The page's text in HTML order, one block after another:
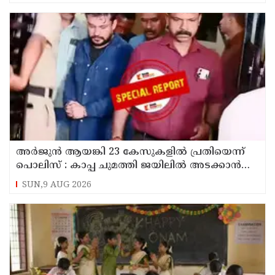
അര്‍ജുന്‍ ആയങ്കി 23 കേസുകളില്‍ പ്രതിയെന്ന്
പൊലിസ് : കാപ്പ ചുമത്തി ജയിലില്‍ അടക്കാന്‍
നീക്കം
SUN,9 AUG 2026